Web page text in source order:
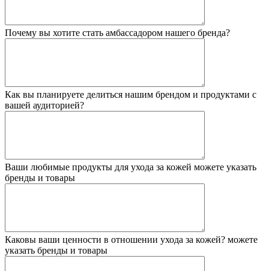
Почему вы хотите стать амбассадором нашего бренда?
Как вы планируете делиться нашим брендом и продуктами с
вашей аудиторией?
Ваши любимые продукты для ухода за кожей можете указать
бренды и товары
Каковы ваши ценности в отношении ухода за кожей? можете
указать бренды и товары